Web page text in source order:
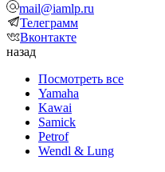
mail@iamlp.ru
Телеграмм
Вконтакте
назад
Посмотреть все
Yamaha
Kawai
Samick
Petrof
Wendl & Lung